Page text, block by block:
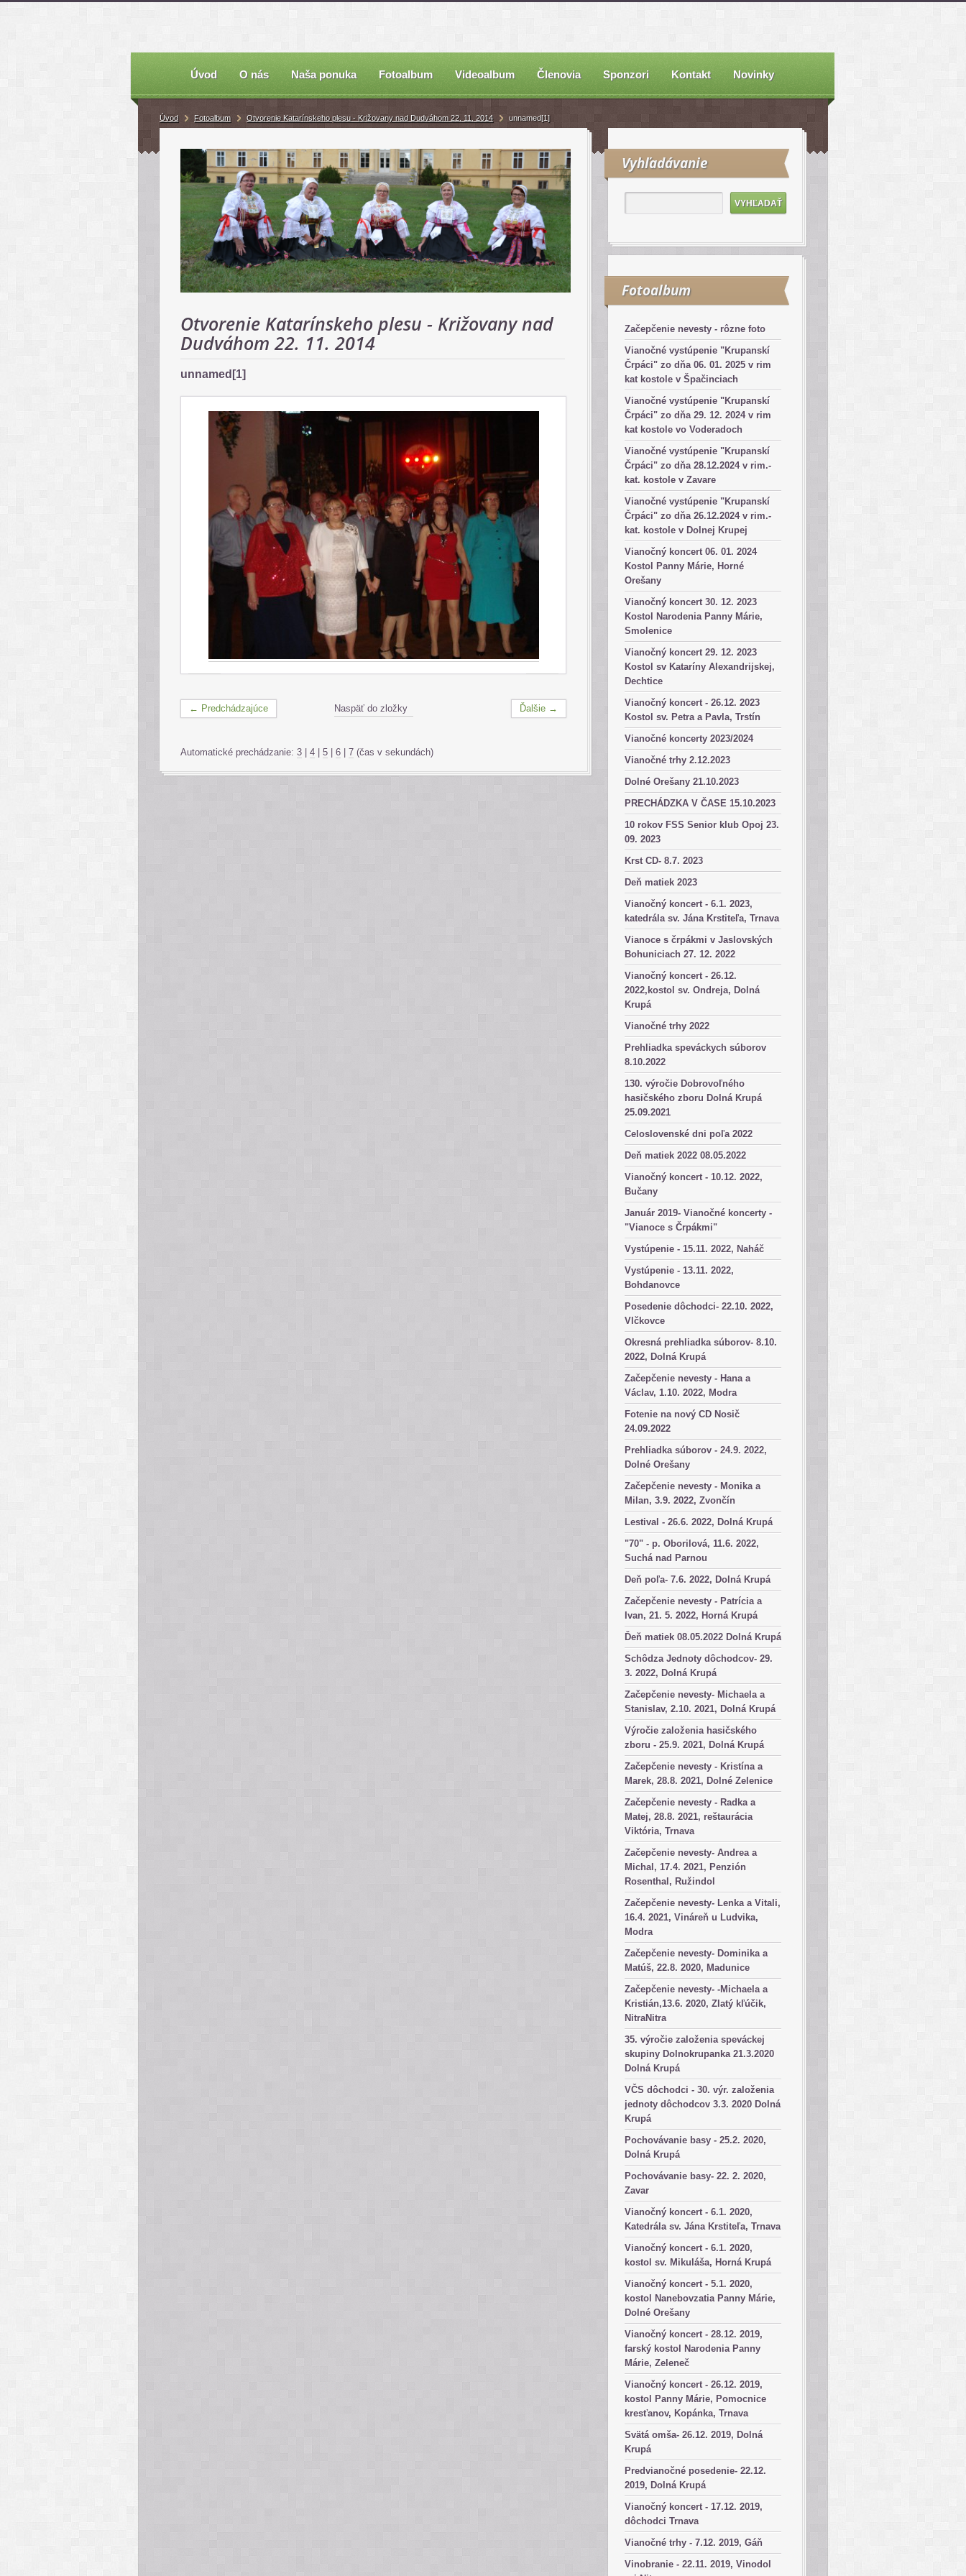
Úvod O nás Naša ponuka Fotoalbum Videoalbum Členovia Sponzori Kontakt Novinky
Vyhľadávanie
Fotoalbum
Začepčenie nevesty - rôzne foto
Vianočné vystúpenie "Krupanskí
Črpáci" zo dňa 06. 01. 2025 v rim
kat kostole v Špačinciach
Vianočné vystúpenie "Krupanskí
Črpáci" zo dňa 29. 12. 2024 v rim
kat kostole vo Voderadoch
Vianočné vystúpenie "Krupanskí
Črpáci" zo dňa 28.12.2024 v rim.-
kat. kostole v Zavare
Vianočné vystúpenie "Krupanskí
Črpáci" zo dňa 26.12.2024 v rim.-
kat. kostole v Dolnej Krupej
Vianočný koncert 06. 01. 2024
Kostol Panny Márie, Horné
Orešany
Vianočný koncert 30. 12. 2023
Kostol Narodenia Panny Márie,
Smolenice
Vianočný koncert 29. 12. 2023
Kostol sv Kataríny Alexandrijskej,
Dechtice
Vianočný koncert - 26.12. 2023
Kostol sv. Petra a Pavla, Trstín
Vianočné koncerty 2023/2024
Vianočné trhy 2.12.2023
Dolné Orešany 21.10.2023
PRECHÁDZKA V ČASE 15.10.2023
10 rokov FSS Senior klub Opoj 23.
09. 2023
Krst CD- 8.7. 2023
Deň matiek 2023
Vianočný koncert - 6.1. 2023,
katedrála sv. Jána Krstiteľa, Trnava
Vianoce s črpákmi v Jaslovských
Bohuniciach 27. 12. 2022
Vianočný koncert - 26.12.
2022,kostol sv. Ondreja, Dolná
Krupá
Vianočné trhy 2022
Prehliadka speváckych súborov
8.10.2022
130. výročie Dobrovoľného
hasičského zboru Dolná Krupá
25.09.2021
Celoslovenské dni poľa 2022
Deň matiek 2022 08.05.2022
Vianočný koncert - 10.12. 2022,
Bučany
Január 2019- Vianočné koncerty -
"Vianoce s Črpákmi"
Vystúpenie - 15.11. 2022, Naháč
Vystúpenie - 13.11. 2022,
Bohdanovce
Posedenie dôchodci- 22.10. 2022,
Vlčkovce
Okresná prehliadka súborov- 8.10.
2022, Dolná Krupá
Začepčenie nevesty - Hana a
Václav, 1.10. 2022, Modra
Fotenie na nový CD Nosič
24.09.2022
Prehliadka súborov - 24.9. 2022,
Dolné Orešany
Začepčenie nevesty - Monika a
Milan, 3.9. 2022, Zvončín
Lestival - 26.6. 2022, Dolná Krupá
"70" - p. Oborilová, 11.6. 2022,
Suchá nad Parnou
Deň poľa- 7.6. 2022, Dolná Krupá
Začepčenie nevesty - Patrícia a
Ivan, 21. 5. 2022, Horná Krupá
Ďeň matiek 08.05.2022 Dolná Krupá
Schôdza Jednoty dôchodcov- 29.
3. 2022, Dolná Krupá
Začepčenie nevesty- Michaela a
Stanislav, 2.10. 2021, Dolná Krupá
Výročie založenia hasičského
zboru - 25.9. 2021, Dolná Krupá
Začepčenie nevesty - Kristína a
Marek, 28.8. 2021, Dolné Zelenice
Začepčenie nevesty - Radka a
Matej, 28.8. 2021, reštaurácia
Viktória, Trnava
Začepčenie nevesty- Andrea a
Michal, 17.4. 2021, Penzión
Rosenthal, Ružindol
Začepčenie nevesty- Lenka a Vitali,
16.4. 2021, Vináreň u Ludvika,
Modra
Začepčenie nevesty- Dominika a
Matúš, 22.8. 2020, Madunice
Začepčenie nevesty- -Michaela a
Kristián,13.6. 2020, Zlatý kľúčik,
NitraNitra
35. výročie založenia speváckej
skupiny Dolnokrupanka 21.3.2020
Dolná Krupá
VČS dôchodci - 30. výr. založenia
jednoty dôchodcov 3.3. 2020 Dolná
Krupá
Pochovávanie basy - 25.2. 2020,
Dolná Krupá
Pochovávanie basy- 22. 2. 2020,
Zavar
Vianočný koncert - 6.1. 2020,
Katedrála sv. Jána Krstiteľa, Trnava
Vianočný koncert - 6.1. 2020,
kostol sv. Mikuláša, Horná Krupá
Vianočný koncert - 5.1. 2020,
kostol Nanebovzatia Panny Márie,
Dolné Orešany
Vianočný koncert - 28.12. 2019,
farský kostol Narodenia Panny
Márie, Zeleneč
Vianočný koncert - 26.12. 2019,
kostol Panny Márie, Pomocnice
kresťanov, Kopánka, Trnava
Svätá omša- 26.12. 2019, Dolná
Krupá
Predvianočné posedenie- 22.12.
2019, Dolná Krupá
Vianočný koncert - 17.12. 2019,
dôchodci Trnava
Vianočné trhy - 7.12. 2019, Gáň
Vinobranie - 22.11. 2019, Vinodol
Úvod Fotoalbum Otvorenie Katarínskeho plesu - Križovany nad Dudváhom 22. 11. 2014 unnamed[1]
Otvorenie Katarínskeho plesu - Križovany nad
Dudváhom 22. 11. 2014
unnamed[1]
← Predchádzajúce Ďalšie →
Naspäť do zložky
Automatické prechádzanie: 3 4 5 6 7 (čas v sekundách)